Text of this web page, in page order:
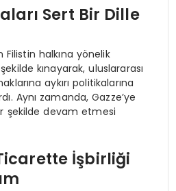
Sert Bir Dille
Filistin halkına yönelik
kınayarak, uluslararası
aykırı politikalarına
Aynı zamanda, Gazze’ye
şekilde devam etmesi
İşbirliği